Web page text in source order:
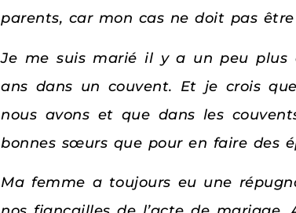
parents, car mon cas ne doit pas
Je me suis marié il y a un peu
ans dans un couvent. Et je crois
nous avons et que dans les
bonnes sœurs que pour en faire des
Ma femme a toujours eu une